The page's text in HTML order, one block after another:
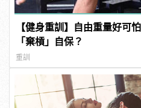
【健身重訓】自由重量好可
「棄槓」自保？
重訓